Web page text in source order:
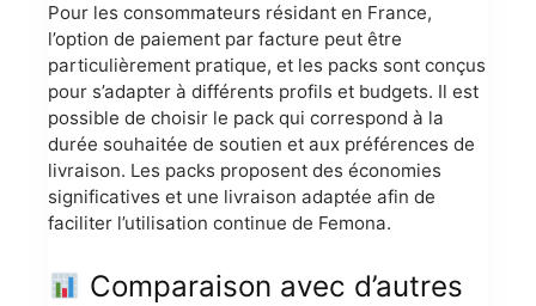
Pour les consommateurs résidant en France,
l’option de paiement par facture peut être
particulièrement pratique, et les packs sont conçus
pour s’adapter à différents profils et budgets. Il est
possible de choisir le pack qui correspond à la
durée souhaitée de soutien et aux préférences de
livraison. Les packs proposent des économies
significatives et une livraison adaptée afin de
faciliter l’utilisation continue de Femona.
Comparaison avec d’autres